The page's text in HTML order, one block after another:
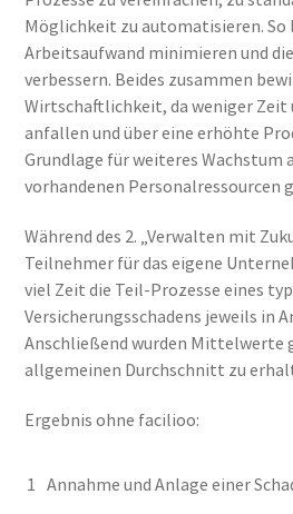
Möglichkeit zu automatisieren. So
Arbeitsaufwand minimieren und
verbessern. Beides zusammen
Wirtschaftlichkeit, da weniger Zeit
anfallen und über eine erhöhte
Grundlage für weiteres Wachstum
vorhandenen Personalressourcen
Während des 2. „Verwalten mit
Teilnehmer für das eigene
viel Zeit die Teil-Prozesse eines
Versicherungsschadens jeweils in
Anschließend wurden Mittelwerte
allgemeinen Durchschnitt zu
Ergebnis ohne facilioo:
1 Annahme und Anlage einer